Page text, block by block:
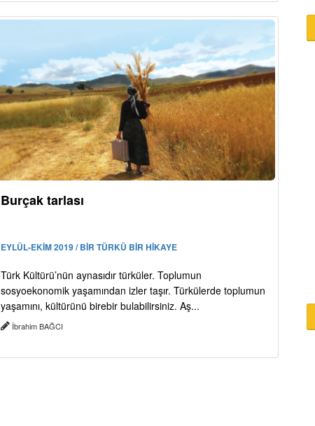
Burçak tarlası
EYLÜL-EKİM 2019 / BİR TÜRKÜ BİR HİKAYE
Türk Kültürü’nün aynasıdır türküler. Toplumun
sosyoekonomik yaşamından izler taşır. Türkülerde toplumun
yaşamını, kültürünü birebir bulabilirsiniz. Aş...
İbrahim BAĞCI